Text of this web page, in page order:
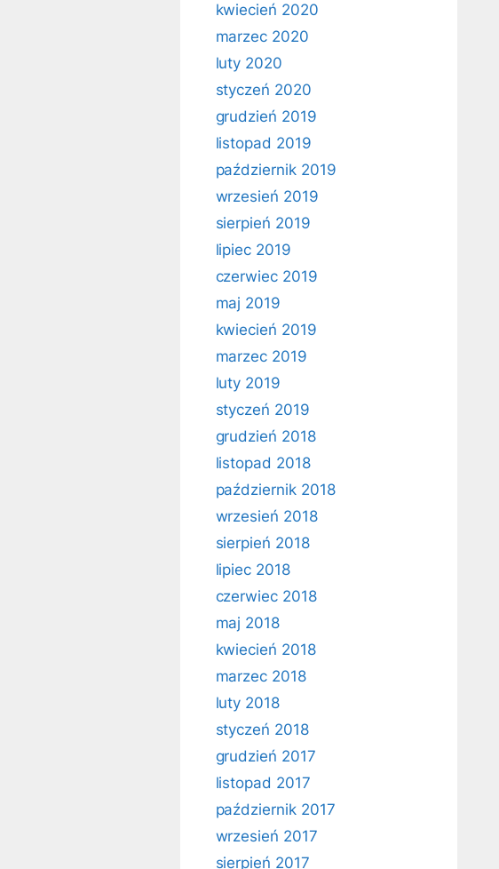
kwiecień 2020
marzec 2020
luty 2020
styczeń 2020
grudzień 2019
listopad 2019
październik 2019
wrzesień 2019
sierpień 2019
lipiec 2019
czerwiec 2019
maj 2019
kwiecień 2019
marzec 2019
luty 2019
styczeń 2019
grudzień 2018
listopad 2018
październik 2018
wrzesień 2018
sierpień 2018
lipiec 2018
czerwiec 2018
maj 2018
kwiecień 2018
marzec 2018
luty 2018
styczeń 2018
grudzień 2017
listopad 2017
październik 2017
wrzesień 2017
sierpień 2017